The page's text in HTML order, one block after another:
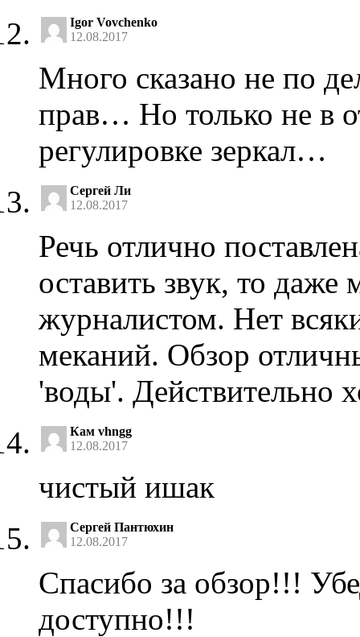
Igor Vovchenko
12.08.2017
Много сказано не по
прав… Но только не в
регулировке зеркал…
Сергей Ли
12.08.2017
Речь отлично
оставить звук, то
журналистом. Нет
меканий. Обзор
'воды'. Действительно
Кам vhngg
12.08.2017
чистый ишак
Сергей Пантюхин
12.08.2017
Спасибо за обзор!!!
доступно!!!